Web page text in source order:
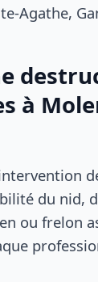
Agathe,
à
du nid,
ou frelon